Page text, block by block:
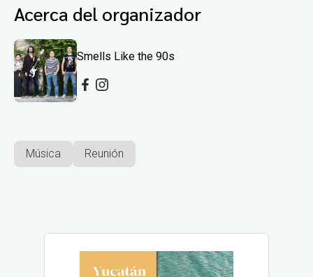
Acerca del organizador
Smells Like the 90s
Música Reunión